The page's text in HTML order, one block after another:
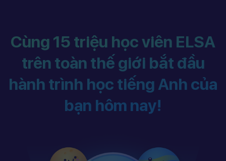
Cùng 15 triệu học viên ELSA
trên toàn thế giới bắt đầu
hành trình học tiếng Anh của
bạn hôm nay!